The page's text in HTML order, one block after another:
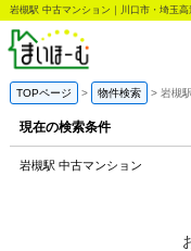
岩槻駅 中古マンション｜川口市・埼玉
TOPページ 物件検索 岩槻
現在の検索条件
岩槻駅 中古マンション